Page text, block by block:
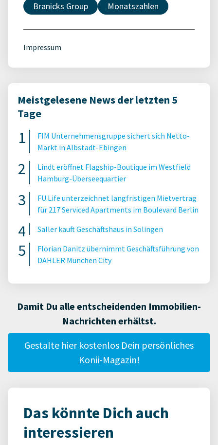
Branicks Group Monatszahlen
Impressum
Meistgelesene News der letzten 5
Tage
FIM Unternehmensgruppe sichert sich Netto-
Markt in Albstadt-Ebingen
Lindt eröffnet Flagship-Boutique im Westfield
Hamburg-Überseequartier
FU.Life unterzeichnet langfristigen Mietvertrag
für 217 Serviced Apartments im Boulevard Berlin
Saller kauft Geschäftshaus in Solingen
Florian Danitz übernimmt Geschäftsführung von
DAHLER München City
Damit Du alle entscheidenden Immobilien-
Nachrichten erhältst.
Gestalte hier kostenlos Dein persönliches
Konii-Magazin!
Das könnte Dich auch
interessieren